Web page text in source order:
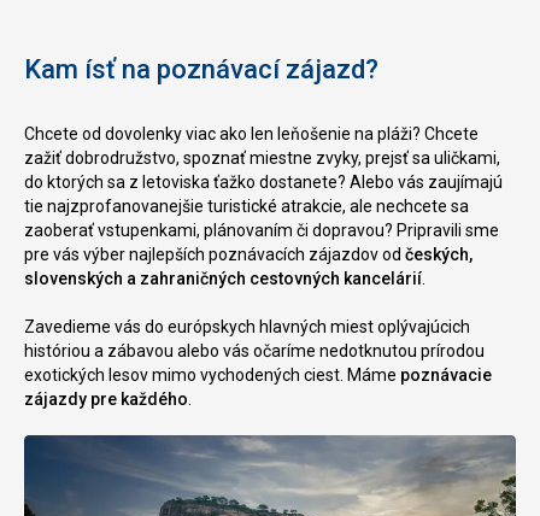
Kam ísť na poznávací zájazd?
Chcete od dovolenky viac ako len leňošenie na pláži? Chcete
zažiť dobrodružstvo, spoznať miestne zvyky, prejsť sa uličkami,
do ktorých sa z letoviska ťažko dostanete? Alebo vás zaujímajú
tie najzprofanovanejšie turistické atrakcie, ale nechcete sa
zaoberať vstupenkami, plánovaním či dopravou? Pripravili sme
pre vás výber najlepších poznávacích zájazdov od českých,
slovenských a zahraničných cestovných kancelárií
Zavedieme vás do európskych hlavných miest oplývajúcich
históriou a zábavou alebo vás očaríme nedotknutou prírodou
exotických lesov mimo vychodených ciest. Máme poznávacie
zájazdy pre každého